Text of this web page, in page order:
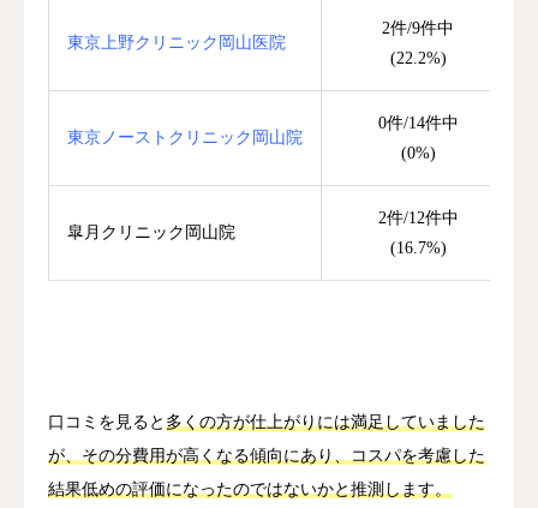
東京上野クリニック岡山医院
2件/9件中
(22.2%)
東京ノーストクリニック岡山院
0件/14件中
(0%)
皐月クリニック岡山院
2件/12件中
(16.7%)
口コミを見ると 多くの方が仕上がりには満足していました
が、その分費用が高くなる傾向にあり、コスパを考慮した
結果低めの評価になったのではないかと推測します。